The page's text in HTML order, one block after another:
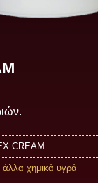
CREAM
άλλα χημικά υγρά